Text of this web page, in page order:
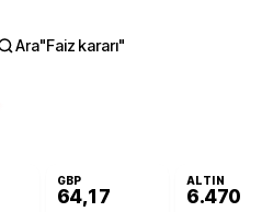
Ara"Faiz kararı"
GBP
64,17
ALTIN
6.470